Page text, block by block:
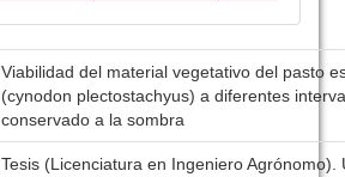
Viabilidad del material vegetativo del pasto
(cynodon plectostachyus) a diferentes
conservado a la sombra
Tesis (Licenciatura en Ingeniero Agrónomo).